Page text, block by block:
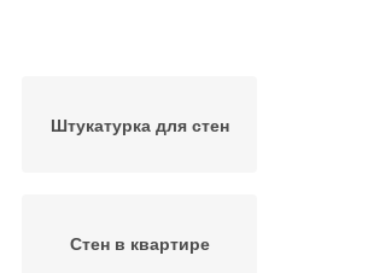
Штукатурка для стен
Стен в квартире